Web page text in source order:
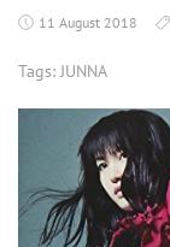
11 August 2018
Tags:JUNNA